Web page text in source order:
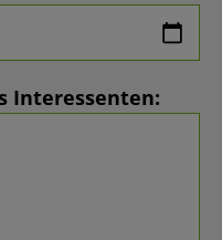
Interessenten: